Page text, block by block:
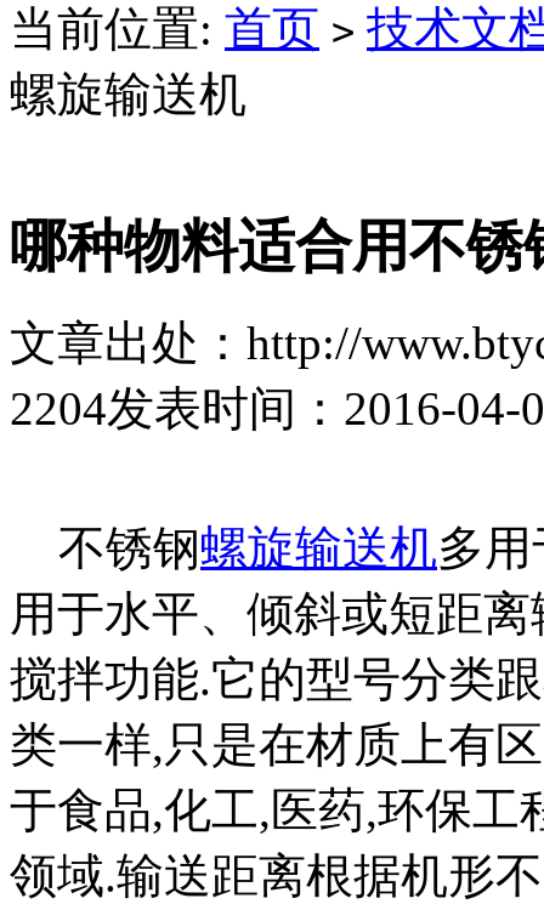
当前位置: 首页 > 技术文
螺旋输送机
哪种物料适合用不
文章出处：http://
2204发表时间：2016-04-
不锈钢螺旋输送机多
用于水平、倾斜或短距
搅拌功能.它的型号分类
类一样,只是在材质上有
于食品,化工,医药,环保工
领域.输送距离根据机形